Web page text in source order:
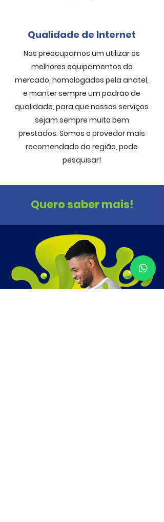
Qualidade de Internet
Nos preocupamos um utilizar os
melhores equipamentos do
mercado, homologados pela anatel,
e manter sempre um padrão de
qualidade, para que nossos serviços
sejam sempre muito bem
prestados. Somos o provedor mais
recomendado da região, pode
pesquisar!
Quero saber mais!